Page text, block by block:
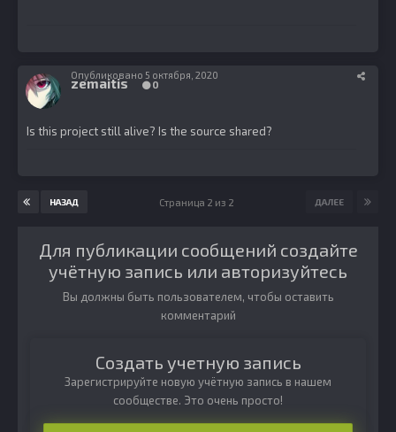
zemaitis 0
Опубликовано 5 октября, 2020
Is this project still alive? Is the source shared?
НАЗАД ДАЛЕЕ
Страница 2 из 2
Для публикации сообщений создайте
учётную запись или авторизуйтесь
Вы должны быть пользователем, чтобы оставить
комментарий
Создать учетную запись
Зарегистрируйте новую учётную запись в нашем
сообществе. Это очень просто!